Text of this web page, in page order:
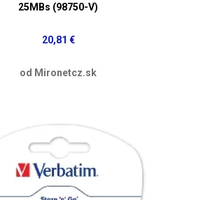
25MBs (98750-V)
20,81 €
od Mironetcz.sk